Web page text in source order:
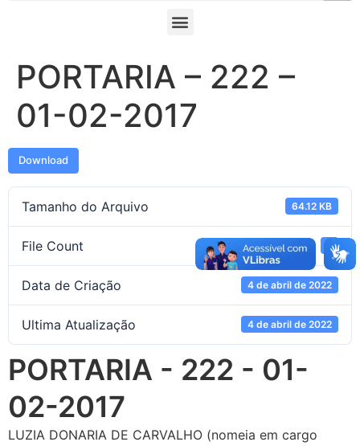
PORTARIA – 222 –
01-02-2017
Download
Tamanho do Arquivo 64.12 KB
File Count 1
Data de Criação 4 de abril de 2022
Ultima Atualização 4 de abril de 2022
PORTARIA - 222 - 01-
02-2017
LUZIA DONARIA DE CARVALHO (nomeia em cargo